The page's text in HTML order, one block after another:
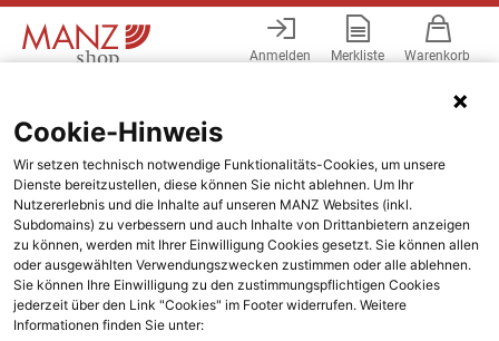
Anmelden Merkliste Warenkorb
Cookie-Hinweis
Wir setzen technisch notwendige Funktionalitäts-Cookies, um unsere
Dienste bereitzustellen, diese können Sie nicht ablehnen. Um Ihr
Nutzererlebnis und die Inhalte auf unseren MANZ Websites (inkl.
Subdomains) zu verbessern und auch Inhalte von Drittanbietern anzeigen
zu können, werden mit Ihrer Einwilligung Cookies gesetzt. Sie können allen
oder ausgewählten Verwendungszwecken zustimmen oder alle ablehnen.
Sie können Ihre Einwilligung zu den zustimmungspflichtigen Cookies
jederzeit über den Link "Cookies" im Footer widerrufen. Weitere
Informationen finden Sie unter: